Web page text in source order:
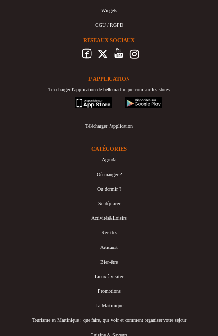
Widgets
CGU / RGPD
RÉSEAUX SOCIAUX
L’APPLICATION
Télécharger l’application de bellemartinique.com sur les stores
appstore
googleplay
Télécharger l’application
CATÉGORIES
Agenda
Où manger ?
Où dormir ?
Se déplacer
Activités&Loisirs
Recettes
Artisanat
Bien-être
Lieux à visiter
Promotions
La Martinique
Tourisme en Martinique : que faire, que voir et comment organiser votre séjour